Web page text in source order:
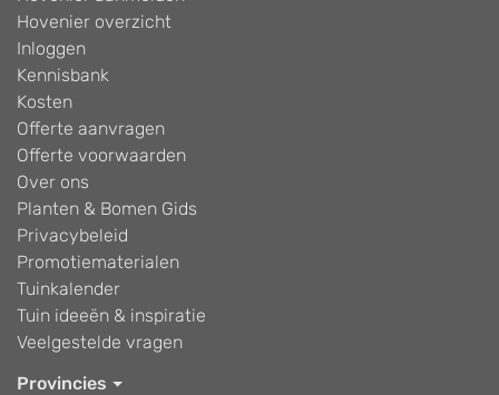
Hovenier overzicht
Inloggen
Kennisbank
Kosten
Offerte aanvragen
Offerte voorwaarden
Over ons
Planten & Bomen Gids
Privacybeleid
Promotiematerialen
Tuinkalender
Tuin ideeën & inspiratie
Veelgestelde vragen
Provincies